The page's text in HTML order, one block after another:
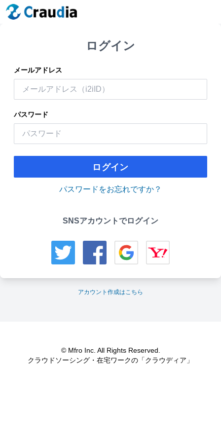
ログイン
メールアドレス
パスワード
ログイン
パスワードをお忘れですか？
SNSアカウントでログイン
アカウント作成はこちら
© Mfro Inc. All Rights Reserved.
クラウドソーシング・在宅ワークの「クラウディア」